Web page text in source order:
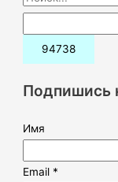
о
и
:Подпишись
Имя
Email *